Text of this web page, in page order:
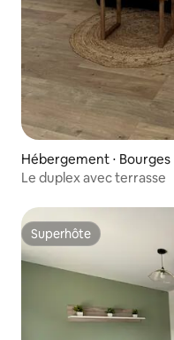
Hébergement ⋅ Bourges
Le duplex avec terrasse
Superhôte
Superhôte